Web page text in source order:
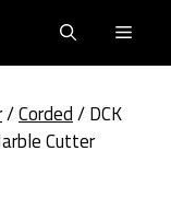
/Corded/ DCK
Cutter